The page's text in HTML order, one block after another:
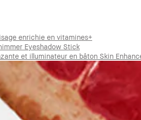
enrichie en vitamines+
Eyeshadow Stick
et illuminateur en bâton Skin